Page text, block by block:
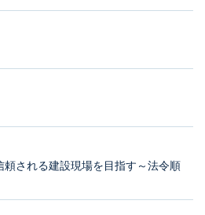
頼される建設現場を目指す～法令順